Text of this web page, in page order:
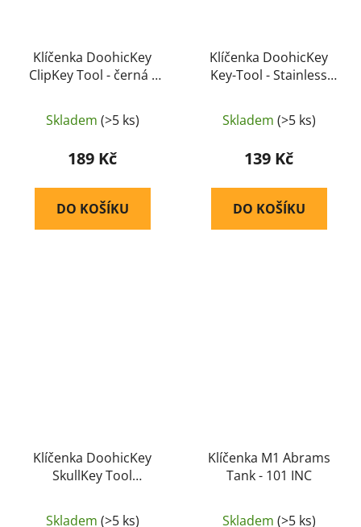
Klíčenka DoohicKey
ClipKey Tool - černá (
Skladem (>5 ks)
189 Kč
DO KOŠÍKU
Klíčenka DoohicKey
Key-Tool - Stainless
Skladem (>5 ks)
139 Kč
DO KOŠÍKU
Klíčenka DoohicKey
SkullKey Tool
R3) - Nite Ize
Skladem (>5 ks)
Klíčenka M1 Abrams
Tank - 101 INC
Skladem (>5 ks)